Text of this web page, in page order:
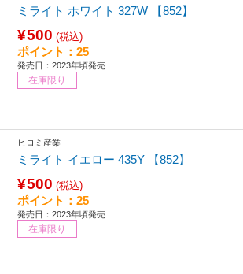
ミライト ホワイト 327W 【852】
¥500 (税込)
ポイント：25
発売日：2023年頃発売
在庫限り
ヒロミ産業
ミライト イエロー 435Y 【852】
¥500 (税込)
ポイント：25
発売日：2023年頃発売
在庫限り